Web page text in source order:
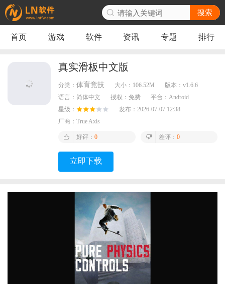
搜索
首页 游戏 软件 资讯 专题 排行
真实滑板中文版
分类： 体育竞技 大小： 106.52M 版本： v1.6.6
语言： 简体中文 授权： 免费 平台： Android
星级：
发布： 2026-07-07 12:38
厂商： True Axis
好评： 0 差评： 0
立即下载